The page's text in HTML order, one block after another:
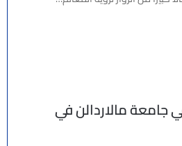
جامعة مالاردالن في